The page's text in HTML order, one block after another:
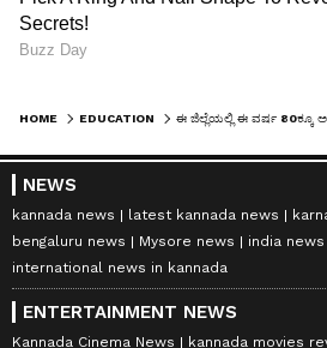
HOME EDUCATION
NEWS
kannada news latest kannada news
bengaluru news
Mysore news
india
international news in kannada
ENTERTAINMENT NEWS
Kannada Cinema News kannada movies